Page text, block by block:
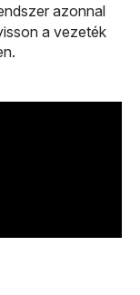
azonnal
a vezeték